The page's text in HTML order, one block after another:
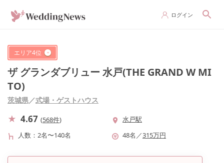
ログイン
エリア4位
ザ グランダブリュー 水戸(THE GRAND W MI
TO)
茨城県／式場・ゲストハウス
4.67 (568件)
水戸駅
人数
2名〜140名 48名 ／315万円